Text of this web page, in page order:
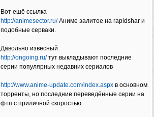
Вот ешё ссылка
http://animesector.ru/Аниме залитое на rapidshar и
подобные серваки.
Давольно извесный
http://ongoing.ru/тут выкладывают последние
серии популярных недавних сериалов
http://www.anime-update.com/index.aspx в основном
торренты, но последние переведённые серии на
фтп с приличной скоростью.